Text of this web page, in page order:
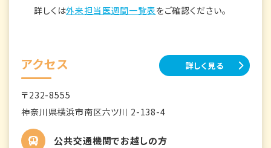
詳しくは外来担当医週間一覧表をご確認ください。
アクセス 詳しく見る
〒232-8555
神奈川県横浜市南区六ツ川 2-138-4
公共交通機関でお越しの方